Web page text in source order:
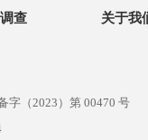
查 关于我
字（2023）第 00470 号